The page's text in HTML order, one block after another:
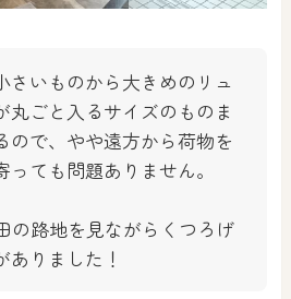
さいものから大きめのリュ
丸ごと入るサイズのものま
ので、やや遠方から荷物を
っても問題ありません。
の路地を見ながらくつろげ
ありました！